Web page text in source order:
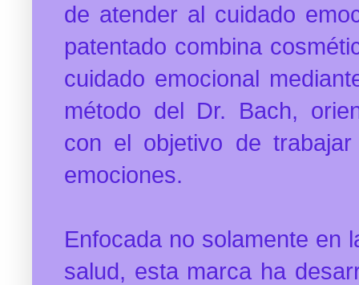
de atender al cuidado
patentado combina
cuidado emocional
método del Dr. Bach,
con el objetivo de
emociones.
Enfocada no solamente en
salud, esta marca ha